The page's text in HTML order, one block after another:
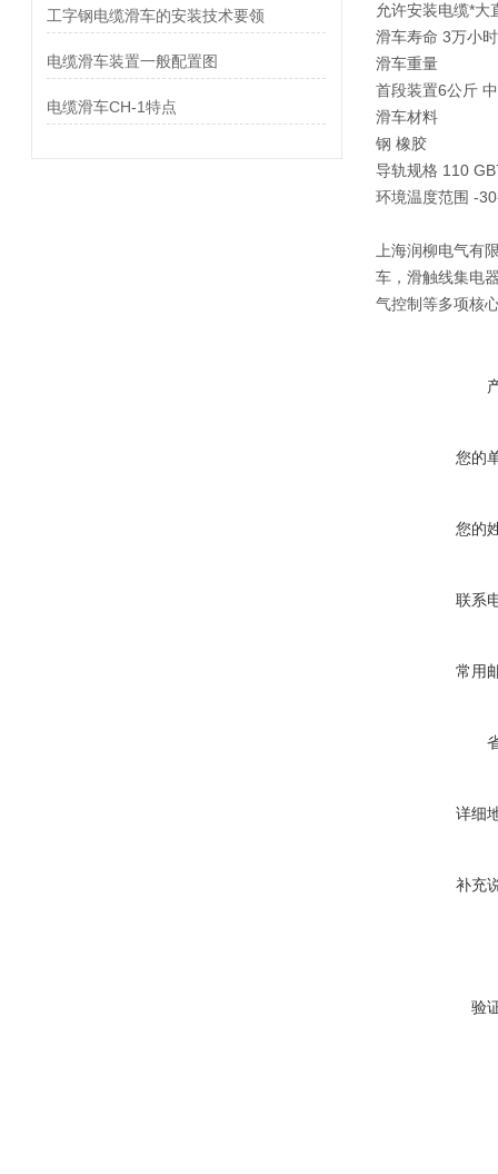
工字钢电缆滑车的安装技术要领
电缆滑车装置一般配置图
电缆滑车CH-1特点
允许安装电缆*大
滑车寿命 3万小时
滑车重量
首段装置6公斤
滑车材料
钢 橡胶
导轨规格 110
环境温度范围 -
上海润柳电气有
车，滑触线集电
气控制等多项核
您的
您的
联系
常用
详细
补充
验